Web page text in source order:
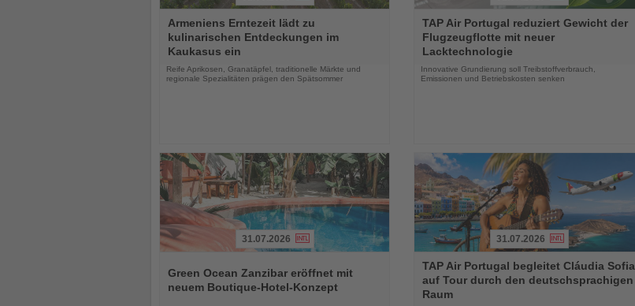
Sie
die
Nachrichten
Armeniens Erntezeit lädt zu
kulinarischen Entdeckungen im
Kaukasus ein
Reife Aprikosen, Granatäpfel, traditionelle Märkte und
regionale Spezialitäten prägen den Spätsommer
Sie
die
Nachrichten
TAP Air Portugal reduziert Gewicht der
Flugzeugflotte mit neuer
Lacktechnologie
Innovative Grundierung soll Treibstoffverbrauch,
Emissionen und Betriebskosten senken
Sie
die
31.07.2026
Green Ocean Zanzibar eröffnet mit
neuem Boutique-Hotel-Konzept
Sie
die
Nachrichten
31.07.2026
TAP Air Portugal begleitet Cláudia Sofia
auf Tour durch den deutschsprachigen
Raum